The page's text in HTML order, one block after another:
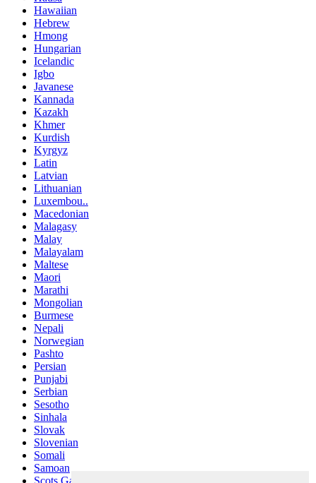
Hawaiian
Hebrew
Hmong
Hungarian
Icelandic
Igbo
Javanese
Kannada
Kazakh
Khmer
Kurdish
Kyrgyz
Latin
Latvian
Lithuanian
Luxembou..
Macedonian
Malagasy
Malay
Malayalam
Maltese
Maori
Marathi
Mongolian
Burmese
Nepali
Norwegian
Pashto
Persian
Punjabi
Serbian
Sesotho
Sinhala
Slovak
Slovenian
Somali
Samoan
Scots Gaelic